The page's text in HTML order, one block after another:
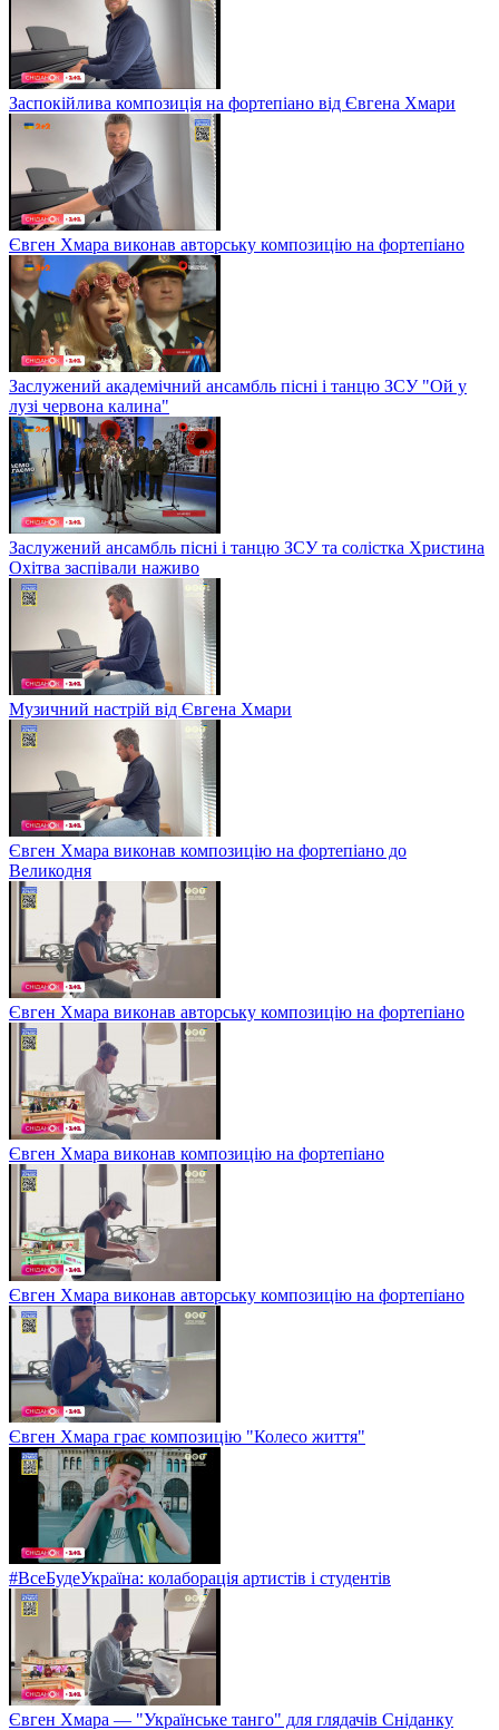
Заспокійлива композиція на фортепіано від Євгена Хмари
Євген Хмара виконав авторську композицію на фортепіано
Заслужений академічний ансамбль пісні і танцю ЗСУ "Ой у
лузі червона калина"
Заслужений ансамбль пісні і танцю ЗСУ та солістка Христина
Охітва заспівали наживо
Музичний настрій від Євгена Хмари
Євген Хмара виконав композицію на фортепіано до
Великодня
Євген Хмара виконав авторську композицію на фортепіано
Євген Хмара виконав композицію на фортепіано
Євген Хмара виконав авторську композицію на фортепіано
Євген Хмара грає композицію "Колесо життя"
#ВсеБудеУкраїна: колаборація артистів і студентів
Євген Хмара — "Українське танго" для глядачів Сніданку